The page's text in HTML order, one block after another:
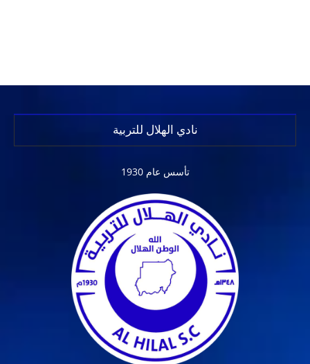
نادي الهلال للتربية
تأسس عام 1930